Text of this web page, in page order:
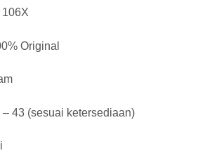
Original
– 43 (sesuai ketersediaan)